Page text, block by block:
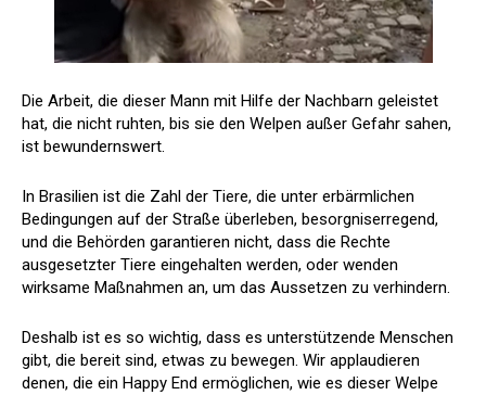
Die Arbeit, die dieser Mann mit Hilfe der Nachbarn geleistet
hat, die nicht ruhten, bis sie den Welpen außer Gefahr sahen,
ist bewundernswert.
In Brasilien ist die Zahl der Tiere, die unter erbärmlichen
Bedingungen auf der Straße überleben, besorgniserregend,
und die Behörden garantieren nicht, dass die Rechte
ausgesetzter Tiere eingehalten werden, oder wenden
wirksame Maßnahmen an, um das Aussetzen zu verhindern.
Deshalb ist es so wichtig, dass es unterstützende Menschen
gibt, die bereit sind, etwas zu bewegen. Wir applaudieren
denen, die ein Happy End ermöglichen, wie es dieser Welpe